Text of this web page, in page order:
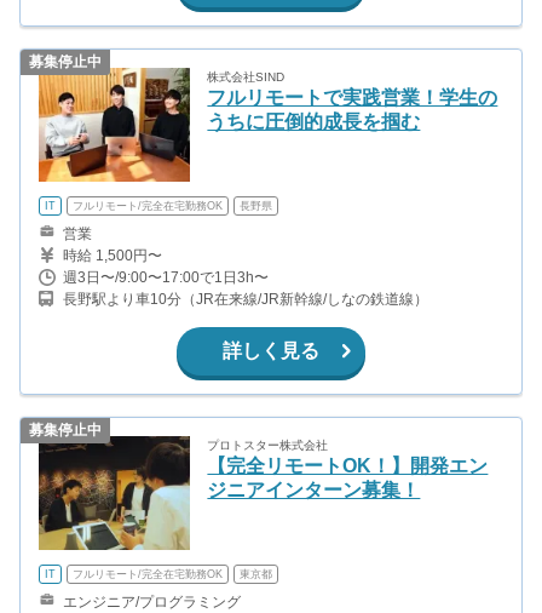
募集停止中
株式会社SIND
フルリモートで実践営業！学生の
うちに圧倒的成長を掴む
IT フルリモート/完全在宅勤務OK 長野県
営業
時給 1,500円〜
週3日〜/9:00〜17:00で1日3h〜
長野駅より車10分（JR在来線/JR新幹線/しなの鉄道線）
詳しく見る
募集停止中
プロトスター株式会社
【完全リモートOK！】開発エン
ジニアインターン募集！
IT フルリモート/完全在宅勤務OK 東京都
エンジニア/プログラミング